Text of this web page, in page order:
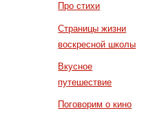
Про стихи
Страницы жизни
воскресной школы
Вкусное
путешествие
Поговорим о кино